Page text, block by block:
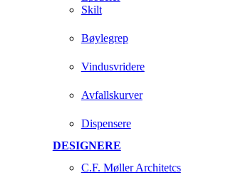
Skilt
Bøylegrep
Vindusvridere
Avfallskurver
Dispensere
DESIGNERE
C.F. Møller Architetcs